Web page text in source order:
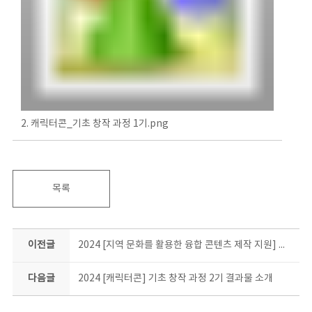
2. 캐릭터콘_기초 창작 과정 1기.png
목록
이전글 2024 [지역 문화를 활용한 융합 콘텐츠 제작 지원] 결과물 소개
다음글 2024 [캐릭터콘] 기초 창작 과정 2기 결과물 소개